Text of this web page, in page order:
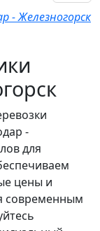
- Железногорск
-
для
цены и
современным